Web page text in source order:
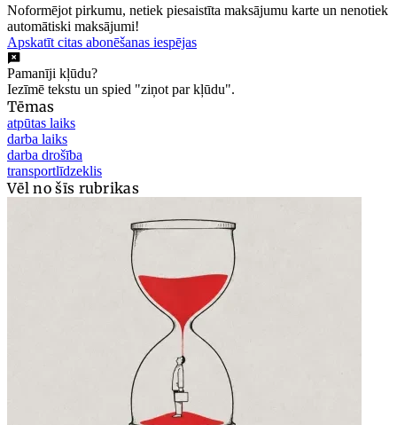
Noformējot pirkumu, netiek piesaistīta maksājumu karte un nenotiek
automātiski maksājumi!
Apskatīt citas abonēšanas iespējas
Pamanīji kļūdu?
Iezīmē tekstu un spied "ziņot par kļūdu".
Tēmas
atpūtas laiks
darba laiks
darba drošība
transportlīdzeklis
Vēl no šīs rubrikas